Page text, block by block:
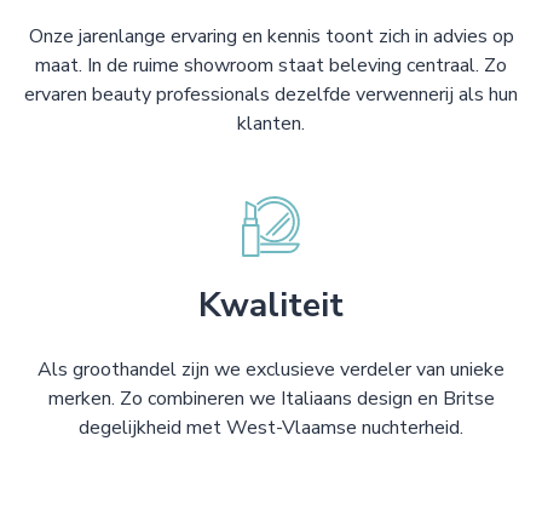
Onze jarenlange ervaring en kennis toont zich in advies op
maat. In de ruime showroom staat beleving centraal. Zo
ervaren beauty professionals dezelfde verwennerij als hun
klanten.
Kwaliteit
Als groothandel zijn we exclusieve verdeler van unieke
merken. Zo combineren we Italiaans design en Britse
degelijkheid met West-Vlaamse nuchterheid.